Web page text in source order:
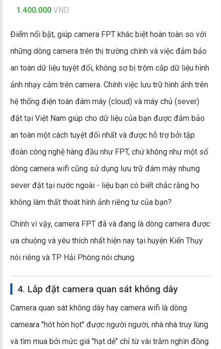
1.400.000 VND
Điểm nổi bật, giúp camera FPT khác biệt hoàn toàn so với
những dòng camera trên thị trường chính và việc đảm bảo
an toàn dữ liệu tuyệt đối, không sợ bị trộm cắp dữ liệu hình
ảnh nhạy cảm trên camera. Chính việc lưu trữ hình ảnh trên
hệ thống điện toán đám mây (cloud) và máy chủ (sever)
đặt tại Việt Nam giúp cho dữ liệu của bạn được đảm bảo
an toàn một cách tuyệt đối nhất và được hỗ trợ bởi tập
đoàn công nghệ hàng đầu như FPT, chứ không như một số
dòng camera wifi cũng sử dụng lưu trữ đám mây nhưng
sever đặt tại nước ngoài - liệu bạn có biết chắc rằng họ
không làm thất thoát hình ảnh riêng tư của bạn?
Chính vì vậy, camera FPT đã và đang là dòng camera được
ưa chuộng và yêu thích nhất hiện nay tại huyện Kiến Thụy
nói riêng và TP Hải Phòng nói chung.
4. Lắp đặt camera quan sát không dây
Camera quan sát không dây hay camera wifi là dòng
cameara "hót hòn họt" được người người, nhà nhà truy lùng
và tìm mua bởi mức giá "hạt dẻ" chỉ từ vài trăm nghìn đồng